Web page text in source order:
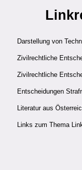
Darstellung von
Zivilrechtliche
Zivilrechtliche
Entscheidungen
Literatur aus
Links zum Thema